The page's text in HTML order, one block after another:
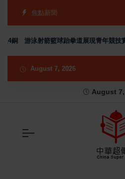
焦點新聞
游泳射箭籃球跆拳道展現青年競技實力
August 7, 2026
August 7,